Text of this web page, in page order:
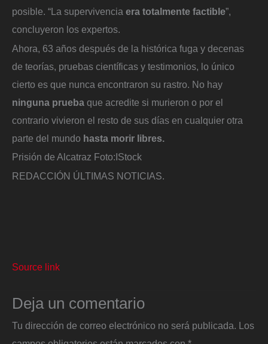
posible. “La supervivencia era totalmente factible”,
concluyeron los expertos.
Ahora, 63 años después de la histórica fuga y decenas
de teorías, pruebas científicas y testimonios, lo único
cierto es que nunca encontraron su rastro. No hay
ninguna prueba que acredite si murieron o por el
contrario vivieron el resto de sus días en cualquier otra
parte del mundo hasta morir libres.
Prisión de Alcatraz Foto: IStock
REDACCIÓN ÚLTIMAS NOTICIAS.
Source link
Deja un comentario
Tu dirección de correo electrónico no será publicada. Los